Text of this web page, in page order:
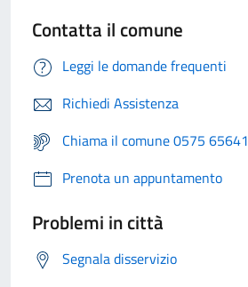
Contatta il comune
Leggi le domande frequenti
Richiedi Assistenza
Chiama il comune 0575 65641
Prenota un appuntamento
Problemi in città
Segnala disservizio